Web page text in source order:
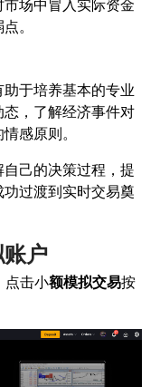
场中冒入实际资金
。
于培养基本的专业
，了解经济事件对
感原则。
己的决策过程，提
过渡到实时交易奠
户
点击小额模拟交易按